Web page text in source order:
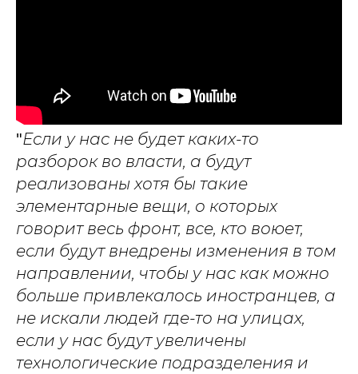
"Если у нас не будет каких-то
разборок во власти, а будут
реализованы хотя бы такие
элементарные вещи, о которых
говорит весь фронт, все, кто воюет,
если будут внедрены изменения в том
направлении, чтобы у нас как можно
больше привлекалось иностранцев, а
не искали людей где-то на улицах,
если у нас будут увеличены
технологические подразделения и